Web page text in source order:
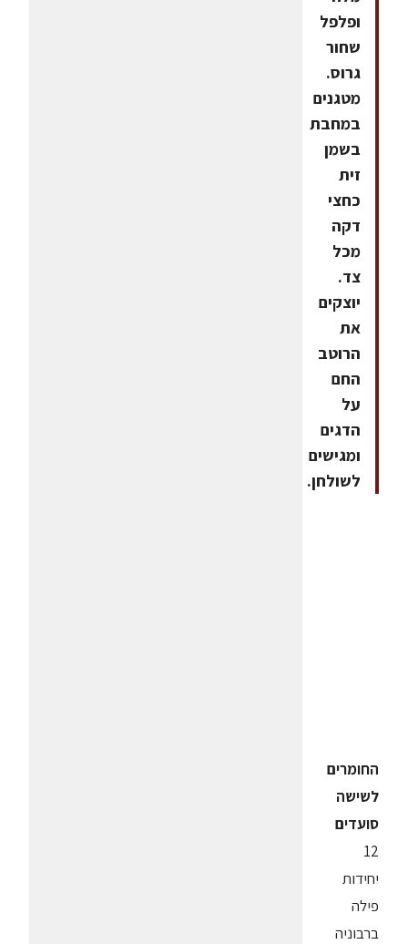
ופלפל
שחור
גרוס.
מטגנים
במחבת
בשמן
זית
כחצי
דקה
מכל
צד.
יוצקים
את
הרוטב
החם
על
הדגים
ומגישים
לשולחן.
החומרים
לשישה
סועדים
12
יחידות
פילה
ברבוניה